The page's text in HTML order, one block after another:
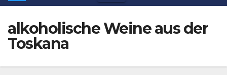
alkoholische Weine aus der
Toskana